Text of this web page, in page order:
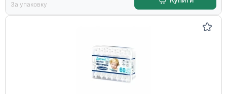
За упаковку